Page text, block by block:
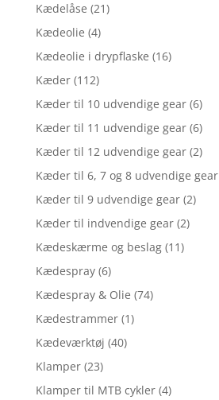
Kædelåse (21)
Kædeolie (4)
Kædeolie i drypflaske (16)
Kæder (112)
Kæder til 10 udvendige gear (6)
Kæder til 11 udvendige gear (6)
Kæder til 12 udvendige gear (2)
Kæder til 6, 7 og 8 udvendige gear
Kæder til 9 udvendige gear (2)
Kæder til indvendige gear (2)
Kædeskærme og beslag (11)
Kædespray (6)
Kædespray & Olie (74)
Kædestrammer (1)
Kædeværktøj (40)
Klamper (23)
Klamper til MTB cykler (4)